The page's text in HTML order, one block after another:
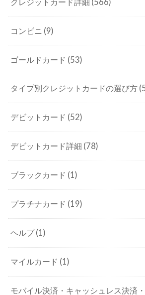
コンビニ (9)
ゴールドカード (53)
タイプ別クレジットカードの選び方
デビットカード (52)
デビットカード詳細 (78)
ブラックカード (1)
プラチナカード (19)
ヘルプ(1)
マイルカード (1)
モバイル決済・キャッシュレス決済